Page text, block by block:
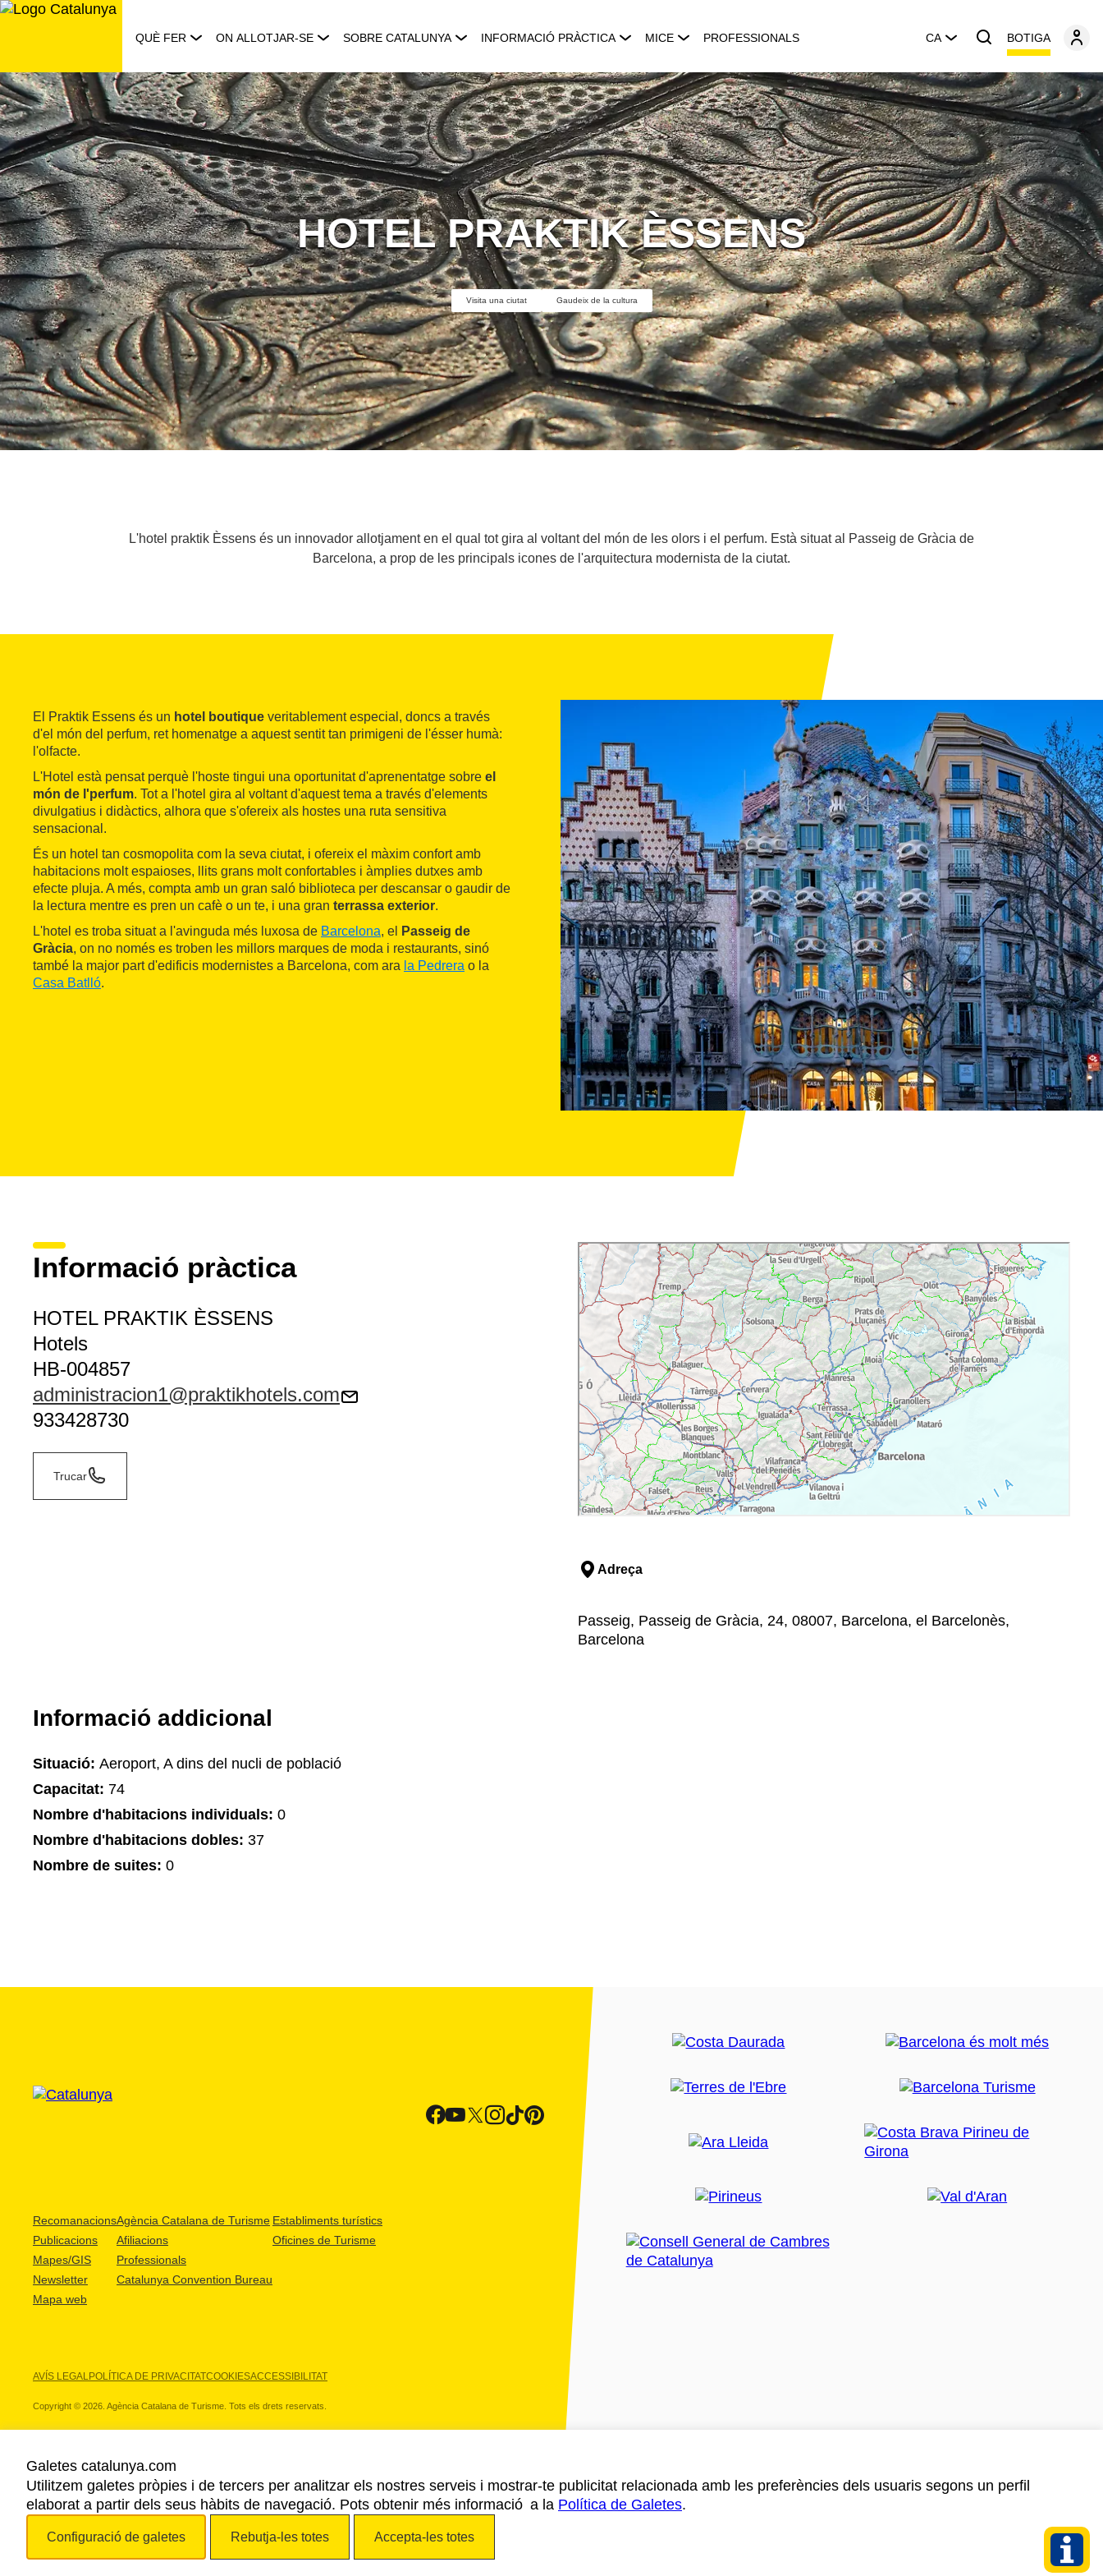
Saltar
QUÈ FER ON ALLOTJAR-SE SOBRE CATALUNYA INFORMACIÓ PRÀCTICA MICE PROFESSIONALS CA BOTIGA
HOTEL PRAKTIK ÈSSENS
Visita una ciutat Gaudeix de la cultura
L'hotel praktik Èssens és un innovador allotjament en el qual tot gira al voltant del món de les olors i el perfum. Està situat al Passeig de Gràcia de
Barcelona, a prop de les principals icones de l'arquitectura modernista de la ciutat.
El Praktik Essens és un hotel boutique veritablement especial, doncs a través
d'el món del perfum, ret homenatge a aquest sentit tan primigeni de l'ésser humà:
l'olfacte.
L'Hotel està pensat perquè l'hoste tingui una oportunitat d'aprenentatge sobre el
món de l'perfum. Tot a l'hotel gira al voltant d'aquest tema a través d'elements
divulgatius i didàctics, alhora que s'ofereix als hostes una ruta sensitiva
sensacional.
És un hotel tan cosmopolita com la seva ciutat, i ofereix el màxim confort amb
habitacions molt espaioses, llits grans molt confortables i àmplies dutxes amb
efecte pluja. A més, compta amb un gran saló biblioteca per descansar o gaudir de
la lectura mentre es pren un cafè o un te, i una gran terrassa exterior.
L'hotel es troba situat a l'avinguda més luxosa de Barcelona, el
Passeig de
Gràcia, on no només es troben les millors marques de moda i restaurants, sinó
també la major part d'edificis modernistes a Barcelona, com ara la Pedrera o la
Casa Batlló.
Informació pràctica
HOTEL PRAKTIK ÈSSENS
Hotels
HB-004857
administracion1@praktikhotels.com
933428730
Trucar
Adreça
Passeig, Passeig de Gràcia, 24, 08007, Barcelona, el Barcelonès,
Barcelona
Informació addicional
Situació: Aeroport, A dins del nucli de població
Capacitat: 74
Nombre d'habitacions individuals: 0
Nombre d'habitacions dobles: 37
Nombre de suites: 0
Recomanacions
Publicacions
Mapes/GIS
Newsletter
Mapa web
Agència Catalana de Turisme
Afiliacions
Professionals
Catalunya Convention Bureau
Establiments turístics
Oficines de Turisme
AVÍS LEGALPOLÍTICA DE PRIVACITATCOOKIESACCESSIBILITAT
Copyright © 2026. Agència Catalana de Turisme. Tots els drets reservats.
ELS NOSTRES PARTNERS
Galetes catalunya.com
Utilitzem galetes pròpies i de tercers per analitzar els nostres serveis i mostrar-te publicitat relacionada amb les preferències dels usuaris segons un perfil
elaborat a partir dels seus hàbits de navegació. Pots obtenir més informació a la Política de Galetes.
Configuració de galetes Rebutja-les totes Accepta-les totes